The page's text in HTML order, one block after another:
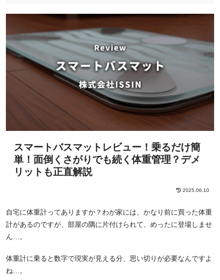
スマートバスマットレビュー！乗るだけ簡
単！面倒くさがりでも続く体重管理？デメ
リットも正直解説
2025.06.10
自宅に体重計ってありますか？わが家には、かなり前に買った体重
計があるのですが、部屋の隅に片付けられて、めったに登場しませ
ん…。
体重計に乗ると数字で現実が見える分、思い切りが必要なんですよ
ね…。